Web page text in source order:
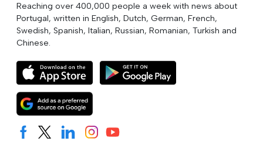
Reaching over 400,000 people a week with news about
Portugal, written in English, Dutch, German, French,
Swedish, Spanish, Italian, Russian, Romanian, Turkish and
Chinese.